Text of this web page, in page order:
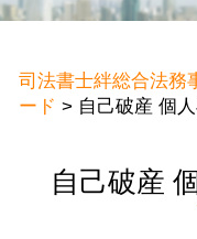
司法書士絆総合法務
ード > 自己破産 個
自己破産